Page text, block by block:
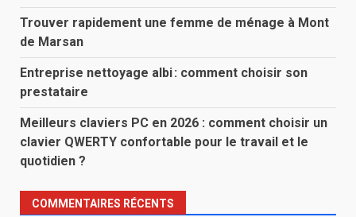
Trouver rapidement une femme de ménage à Mont
de Marsan
Entreprise nettoyage albi : comment choisir son
prestataire
Meilleurs claviers PC en 2026 : comment choisir un
clavier QWERTY confortable pour le travail et le
quotidien ?
COMMENTAIRES RÉCENTS